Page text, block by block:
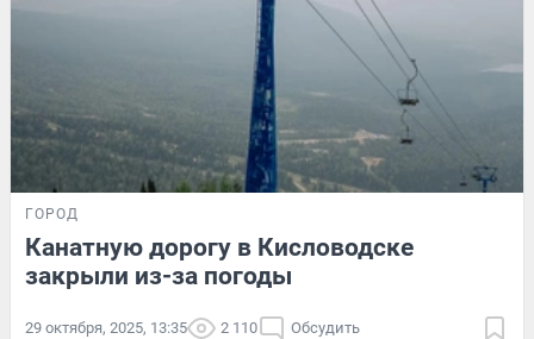
ГОРОД
Канатную дорогу в Кисловодске
закрыли из-за погоды
29 октября, 2025, 13:35 2 110 Обсудить